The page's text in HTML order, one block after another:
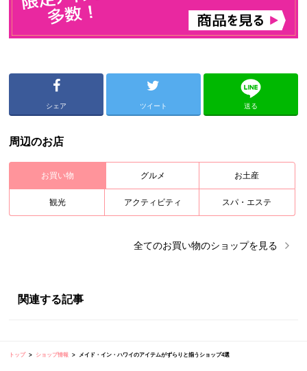
シェア ツイート 送る
周辺のお店
お買い物 グルメ お土産
観光 アクティビティ スパ・エステ
全てのお買い物のショップを見る
関連する記事
トップ ショップ情報 メイド・イン・ハワイのアイテムがずらりと揃うショップ4選